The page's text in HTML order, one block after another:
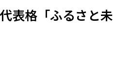
表格「ふるさと未